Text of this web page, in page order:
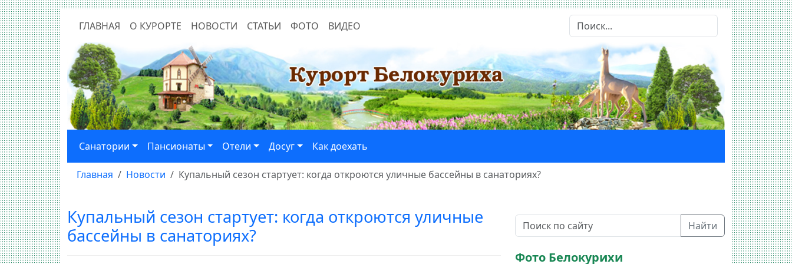
ГЛАВНАЯ О КУРОРТЕ НОВОСТИ СТАТЬИ ФОТО ВИДЕО
Санатории Пансионаты Отели Досуг Как доехать
Главная Новости Купальный сезон стартует: когда откроются уличные бассейны в санаториях?
Купальный сезон стартует: когда откроются уличные
бассейны в санаториях?
Найти
Фото Белокурихи